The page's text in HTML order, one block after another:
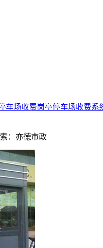
车场收费岗亭停车场收费系
：亦徳市政